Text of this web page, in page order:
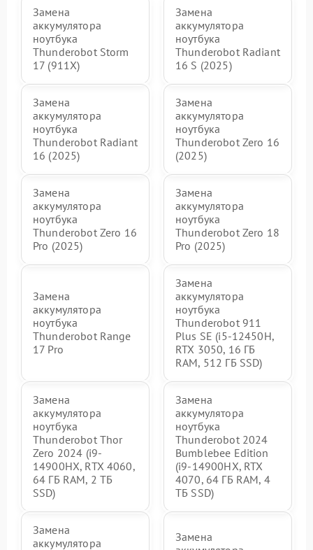
Замена
аккумулятора
ноутбука
Thunderobot Storm
17 (911X)
Замена
аккумулятора
ноутбука
Thunderobot Radiant
16 S (2025)
Замена
аккумулятора
ноутбука
Thunderobot Radiant
16 (2025)
Замена
аккумулятора
ноутбука
Thunderobot Zero 16
(2025)
Замена
аккумулятора
ноутбука
Thunderobot Zero 16
Pro (2025)
Замена
аккумулятора
ноутбука
Thunderobot Zero 18
Pro (2025)
Замена
аккумулятора
ноутбука
Thunderobot Range
17 Pro
Замена
аккумулятора
ноутбука
Thunderobot 911
Plus SE (i5-12450H,
RTX 3050, 16 ГБ
RAM, 512 ГБ SSD)
Замена
аккумулятора
ноутбука
Thunderobot Thor
Zero 2024 (i9-
14900HX, RTX 4060,
64 ГБ RAM, 2 ТБ
SSD)
Замена
аккумулятора
ноутбука
Thunderobot 2024
Bumblebee Edition
(i9-14900HX, RTX
4070, 64 ГБ RAM, 4
ТБ SSD)
Замена
аккумулятора
Замена